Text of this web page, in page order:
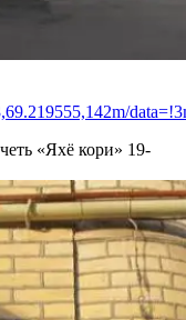
«Яхё кори» 19-